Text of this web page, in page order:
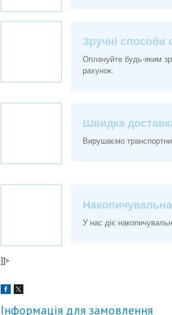
Зручні способи
Оплачуйте будь-яким
рахунок.
Швидка
Вирушаємо
У нас діє
]]>
Інформація для замовлення